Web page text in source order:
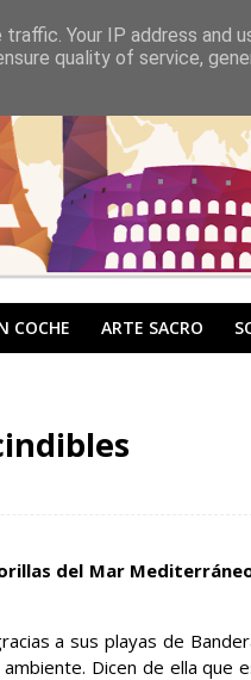
COCHE ARTE SACRO
del Mar
a sus playas de
Dicen de ella que
Your IP address and
quality of service,